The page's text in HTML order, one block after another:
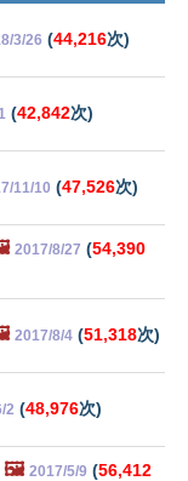
3/26 (44,216次)
(42,842次)
11/10 (47,526次)
2017/8/27 (54,390
2017/8/4 (51,318次)
2 (48,976次)
🖼️ 2017/5/9 (56,412